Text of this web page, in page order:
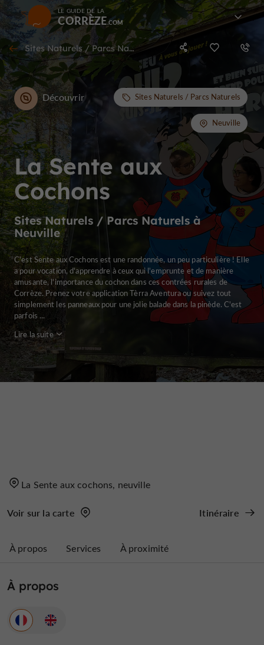
LE GUIDE DE LA
CORRÈZE
Sites Naturels / Parcs Naturels à Neuville
La Sente aux
Cochons
Sites Naturels / Parcs Naturels à
Neuville
Découvrir Sites Naturels / Parcs Naturels
Neuville
C'est Sente aux Cochons est une randonnée, un peu particulière ! Elle
a pour vocation, d'apprendre à ceux qui l'emprunte et de manière
amusante, l'importance du cochon dans ces contrées rurales de
Corrèze. Prenez votre application Tèrra Aventura ou suivez tout
simplement les panneaux pour une jolie balade dans la pinède. C'est
parfois ...
Lire la suite
La Sente aux cochons, neuville
Voir sur la carte Itinéraire
À propos Services À proximité
À propos